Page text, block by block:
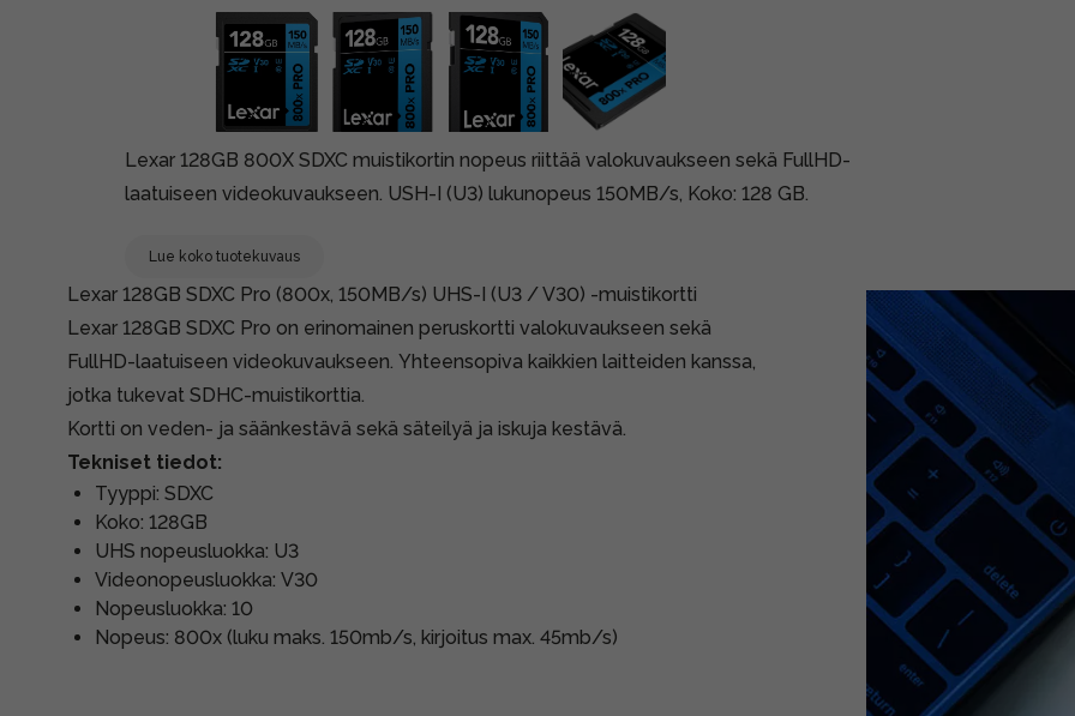
Lexar 128GB 800X SDXC muistikortin nopeus riittää valokuvaukseen sekä FullHD-
laatuiseen videokuvaukseen. USH-I (U3) lukunopeus 150MB/s, Koko: 128 GB.
Lue koko tuotekuvaus
Lexar 128GB SDXC Pro (800x, 150MB/s) UHS-I (U3 / V30) -muistikortti
Lexar 128GB SDXC Pro on erinomainen peruskortti valokuvaukseen sekä
FullHD-laatuiseen videokuvaukseen. Yhteensopiva kaikkien laitteiden kanssa,
jotka tukevat SDHC-muistikorttia.
Kortti on veden- ja säänkestävä sekä säteilyä ja iskuja kestävä.
Tekniset tiedot:
Tyyppi: SDXC
Koko: 128GB
UHS nopeusluokka: U3
Videonopeusluokka: V30
Nopeusluokka: 10
Nopeus: 800x (luku maks. 150mb/s, kirjoitus max. 45mb/s)